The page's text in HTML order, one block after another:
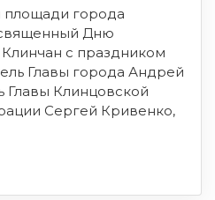
площади города
Дню
с праздником
Главы города Андрей
Главы Клинцовской
Сергей Кривенко,